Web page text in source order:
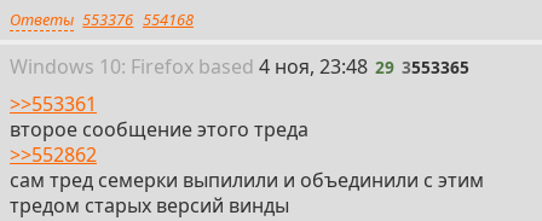
Ответы 553376 554168
Windows 10: Firefox based 29
4 ноя, 23:48 29 3553365
>>553361
второе сообщение этого треда
>>552862
сам тред семерки выпилили и объединили с этим
тредом старых версий винды